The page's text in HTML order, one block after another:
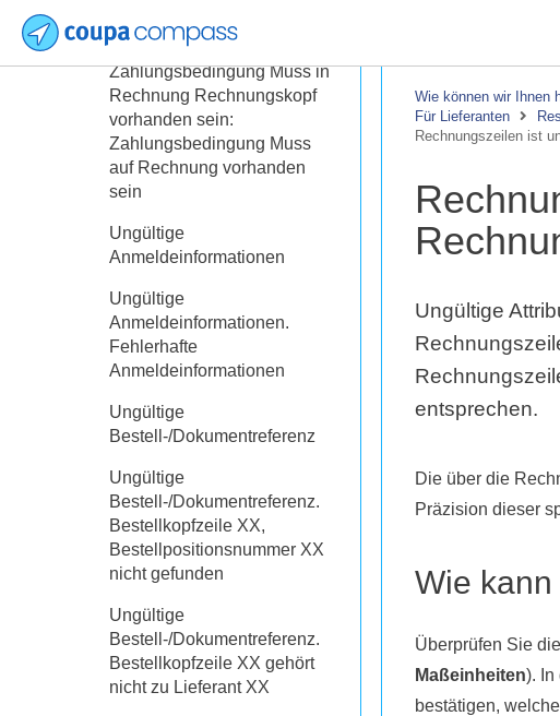
Wie können wir Ihnen
Für Lieferanten
Rechnungszeilen ist
Ungültige
entsprechen.
Die über die
Präzision dieser
Wie
Überprüfen Sie
Maßeinheiten). In
bestätigen,
Dokument. Gültigkeitsprüfung
fehlgeschlagen:
Zahlungsbedingung Muss in
Rechnung Rechnungskopf
vorhanden sein:
Zahlungsbedingung Muss
auf Rechnung vorhanden
sein
Ungültige
Anmeldeinformationen
Ungültige
Anmeldeinformationen.
Fehlerhafte
Anmeldeinformationen
Ungültige
Bestell-/Dokumentreferenz
Ungültige
Bestell-/Dokumentreferenz.
Bestellkopfzeile XX,
Bestellpositionsnummer XX
nicht gefunden
Ungültige
Bestell-/Dokumentreferenz.
Bestellkopfzeile XX gehört
nicht zu Lieferant XX